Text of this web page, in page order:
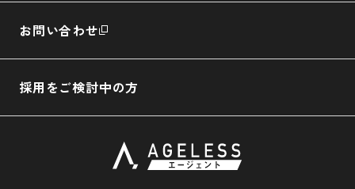
お問い合わせ
採用をご検討中の方